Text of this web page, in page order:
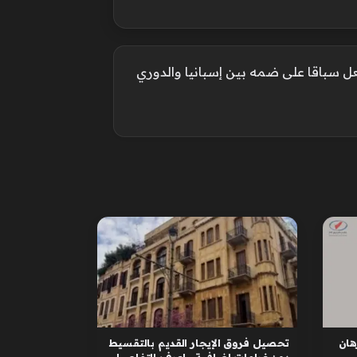
سباقا على ضمه بين إسبانيا والدوري
تحصيل فروق الإيجار القديم بالتقسيط